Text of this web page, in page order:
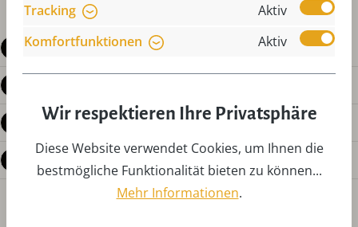
Beschreibung
Bewertungen
Tracking
Aktiv
Komfortfunktionen
Aktiv
Wir respektieren Ihre Privatsphäre
Diese Website verwendet Cookies, um Ihnen die
bestmögliche Funktionalität bieten zu können...
Mehr Informationen.